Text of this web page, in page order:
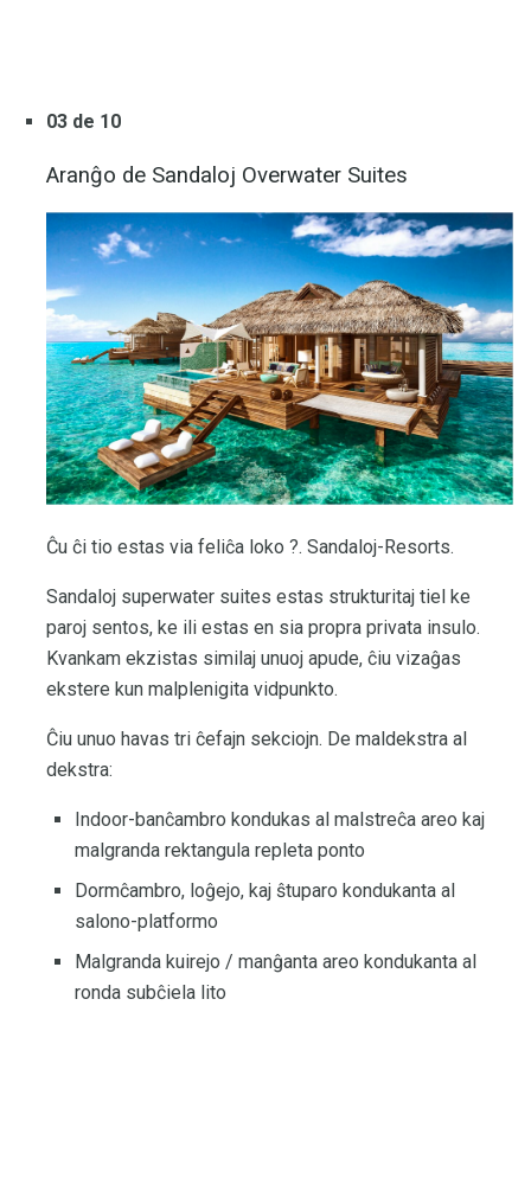
03 de 10
Aranĝo de Sandaloj Overwater Suites
Ĉu ĉi tio estas via feliĉa loko ?. Sandaloj-Resorts.
Sandaloj superwater suites estas strukturitaj tiel ke
paroj sentos, ke ili estas en sia propra privata insulo.
Kvankam ekzistas similaj unuoj apude, ĉiu vizaĝas
ekstere kun malplenigita vidpunkto.
Ĉiu unuo havas tri ĉefajn sekciojn. De maldekstra al
dekstra:
Indoor-banĉambro kondukas al malstreĉa areo kaj
malgranda rektangula repleta ponto
Dormĉambro, loĝejo, kaj ŝtuparo kondukanta al
salono-platformo
Malgranda kuirejo / manĝanta areo kondukanta al
ronda subĉiela lito